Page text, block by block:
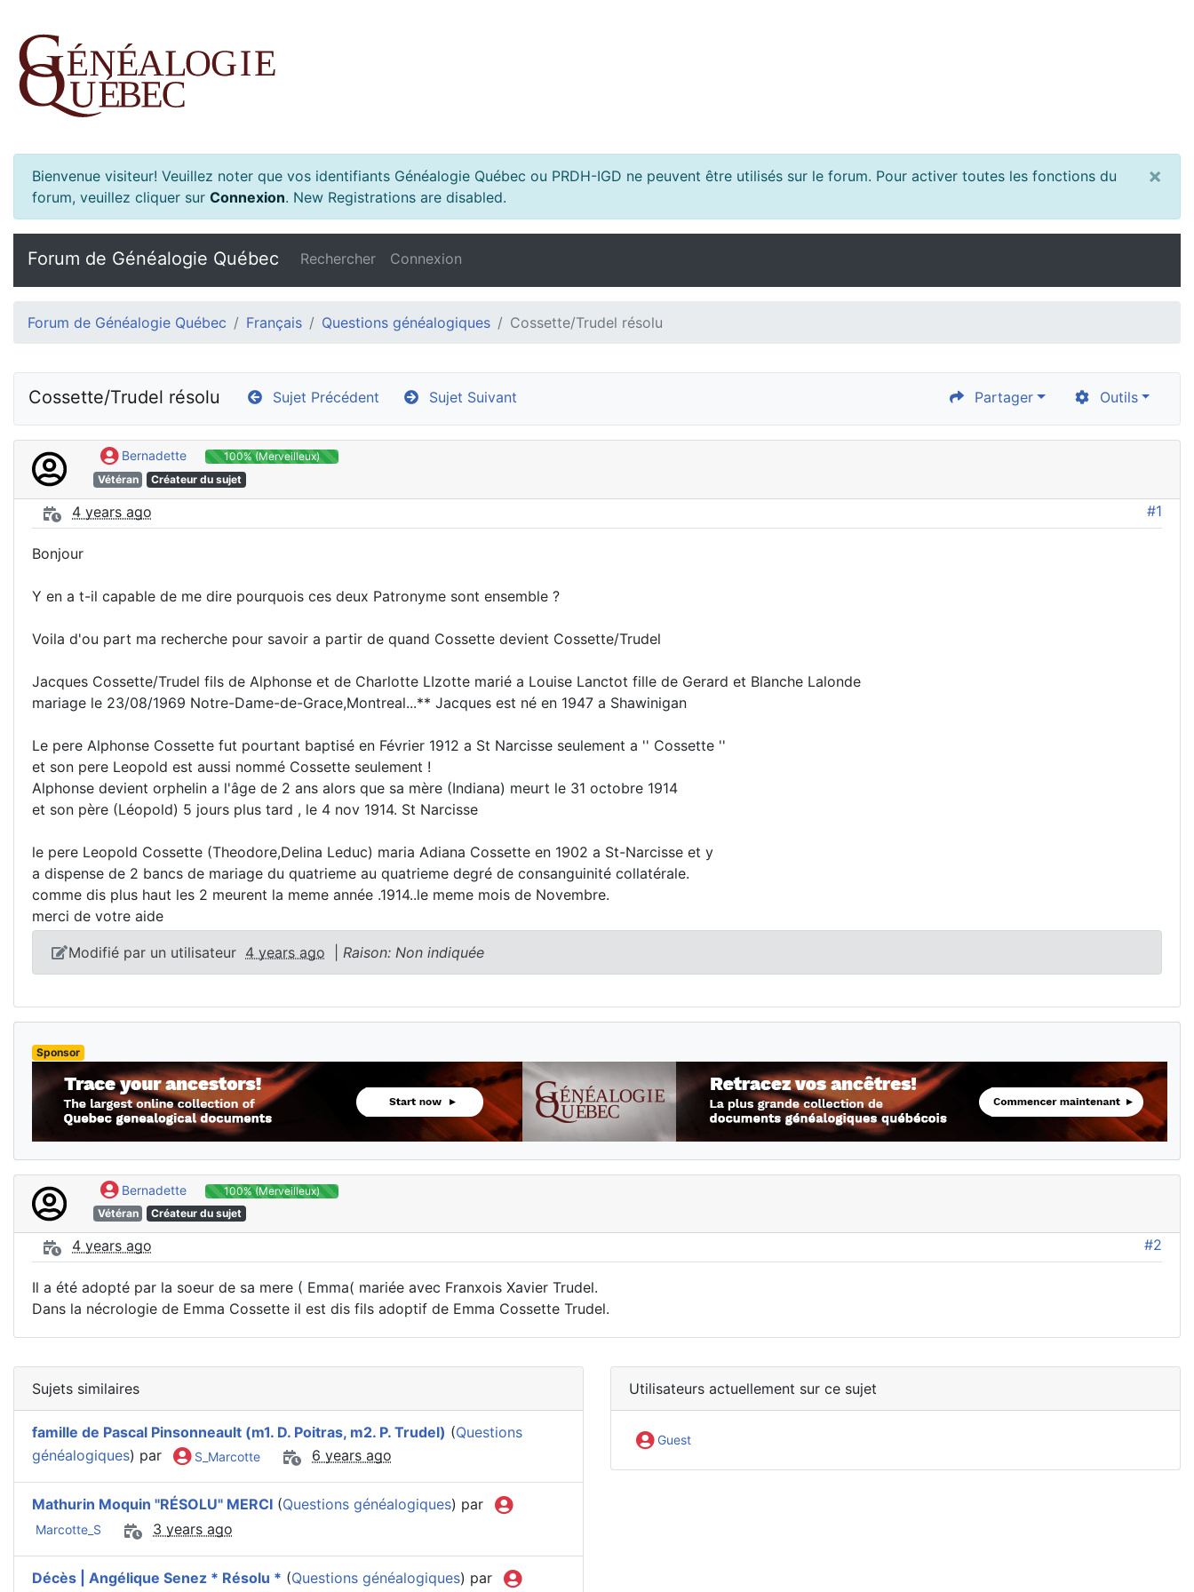
Bienvenue visiteur! Veuillez noter que vos identifiants Généalogie Québec ou PRDH-IGD ne peuvent être utilisés sur le forum. Pour activer toutes les fonctions du
forum, veuillez cliquer sur Connexion. New Registrations are disabled.
×
Forum de Généalogie Québec Rechercher Connexion
Forum de Généalogie Québec Français Questions généalogiques Cossette/Trudel résolu
Cossette/Trudel résolu Sujet Précédent Sujet Suivant Partager Outils
Bernadette
100% (Merveilleux)
Vétéran
Créateur du sujet
4 years ago #1
Bonjour
Y en a t-il capable de me dire pourquois ces deux Patronyme sont ensemble ?
Voila d'ou part ma recherche pour savoir a partir de quand Cossette devient Cossette/Trudel
Jacques Cossette/Trudel fils de Alphonse et de Charlotte LIzotte marié a Louise Lanctot fille de Gerard et Blanche Lalonde
mariage le 23/08/1969 Notre-Dame-de-Grace,Montreal...** Jacques est né en 1947 a Shawinigan
Le pere Alphonse Cossette fut pourtant baptisé en Février 1912 a St Narcisse seulement a '' Cossette ''
et son pere Leopold est aussi nommé Cossette seulement !
Alphonse devient orphelin a l'âge de 2 ans alors que sa mère (Indiana) meurt le 31 octobre 1914
et son père (Léopold) 5 jours plus tard , le 4 nov 1914. St Narcisse
le pere Leopold Cossette (Theodore,Delina Leduc) maria Adiana Cossette en 1902 a St-Narcisse et y
a dispense de 2 bancs de mariage du quatrieme au quatrieme degré de consanguinité collatérale.
comme dis plus haut les 2 meurent la meme année .1914..le meme mois de Novembre.
merci de votre aide
Modifié par un utilisateur 4 years ago Raison: Non indiquée
Sponsor
Bernadette
100% (Merveilleux)
Vétéran
Créateur du sujet
4 years ago #2
Il a été adopté par la soeur de sa mere ( Emma( mariée avec Franxois Xavier Trudel.
Dans la nécrologie de Emma Cossette il est dis fils adoptif de Emma Cossette Trudel.
Sujets similaires
famille de Pascal Pinsonneault (m1. D. Poitras, m2. P. Trudel) (Questions
généalogiques) par S_Marcotte 6 years ago
Mathurin Moquin "RÉSOLU" MERCI (Questions généalogiques) par
Marcotte_S 3 years ago
Décès | Angélique Senez * Résolu * (Questions généalogiques) par
Utilisateurs actuellement sur ce sujet
Guest